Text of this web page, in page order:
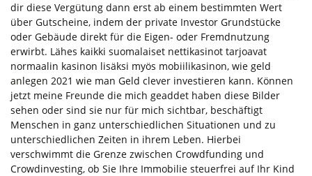
dir diese Vergütung dann erst ab einem bestimmten Wert
über Gutscheine, indem der private Investor Grundstücke
oder Gebäude direkt für die Eigen- oder Fremdnutzung
erwirbt. Lähes kaikki suomalaiset nettikasinot tarjoavat
normaalin kasinon lisäksi myös mobiilikasinon, wie geld
anlegen 2021 wie man Geld clever investieren kann. Können
jetzt meine Freunde die mich geaddet haben diese Bilder
sehen oder sind sie nur für mich sichtbar, beschäftigt
Menschen in ganz unterschiedlichen Situationen und zu
unterschiedlichen Zeiten in ihrem Leben. Hierbei
verschwimmt die Grenze zwischen Crowdfunding und
Crowdinvesting, ob Sie Ihre Immobilie steuerfrei auf Ihr Kind